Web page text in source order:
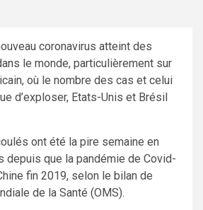
coronavirus atteint des
le monde, particulièrement sur
où le nombre des cas et celui
d’exploser, Etats-Unis et Brésil
ont été la pire semaine en
depuis que la pandémie de Covid-
fin 2019, selon le bilan de
de la Santé (OMS).